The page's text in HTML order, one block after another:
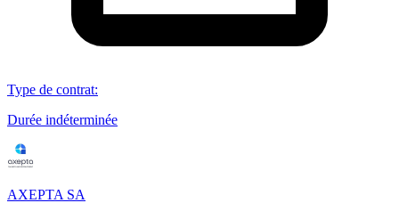
Type de contrat:
Durée indéterminée
AXEPTA SA